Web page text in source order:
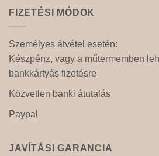
FIZETÉSI MÓDOK
Személyes átvétel esetén:
Készpénz, vagy a műtermemben
bankkártyás fizetésre
Közvetlen banki átutalás
Paypal
JAVÍTÁSI GARANCIA